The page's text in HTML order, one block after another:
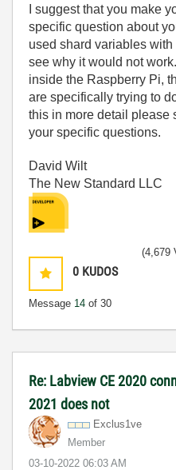
I suggest that you make
specific question about
used shard variables
see why it would not
inside the Raspberry Pi,
are specifically trying to
this in more detail please
your specific questions.
David Wilt
The New Standard LLC
0 KUDOS
Message 14 of 30
(4,679
Re: Labview CE 2020
2021 does not
Exclus1ve
Member
‎03-10-2022 06:03 AM